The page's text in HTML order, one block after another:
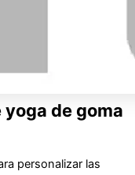
de goma
personalizar las